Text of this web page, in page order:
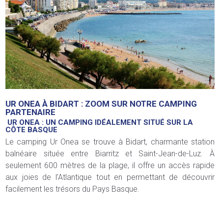
UR ONEA À BIDART : ZOOM SUR NOTRE CAMPING
PARTENAIRE
UR ONEA : UN CAMPING IDÉALEMENT SITUÉ SUR LA
CÔTE BASQUE
Le camping Ur Onea se trouve à Bidart, charmante station
balnéaire située entre Biarritz et Saint-Jean-de-Luz. À
seulement 600 mètres de la plage, il offre un accès rapide
aux joies de l’Atlantique tout en permettant de découvrir
facilement les trésors du Pays Basque.